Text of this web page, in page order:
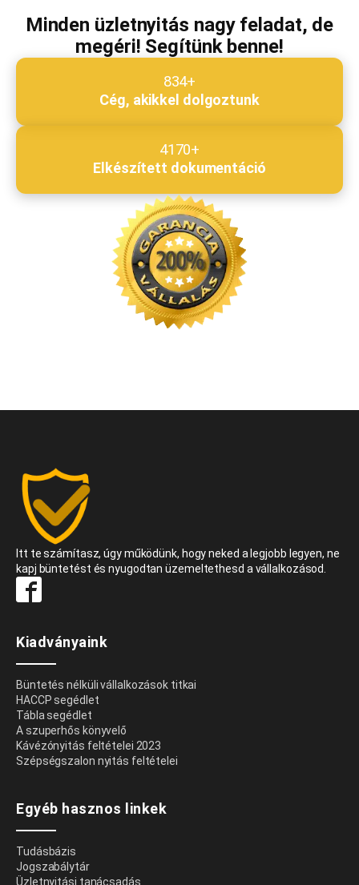
Megjegyzés*
Minden üzletnyitás nagy feladat, de
megéri! Segítünk benne!
834+
Cég, akikkel dolgoztunk
4170+
Elkészített dokumentáció
Itt te számítasz, úgy működünk, hogy neked a legjobb legyen, ne
kapj büntetést és nyugodtan üzemeltethesd a vállalkozásod.
Kiadványaink
Büntetés nélküli vállalkozások titkai
HACCP segédlet
Tábla segédlet
A szuperhős könyvelő
Kávézónyitás feltételei 2023
Szépségszalon nyitás feltételei
Egyéb hasznos linkek
Tudásbázis
Jogszabálytár
Üzletnyitási tanácsadás